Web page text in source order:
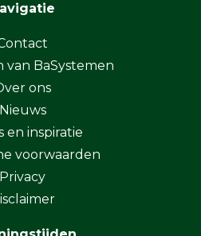
van BaSystemen
ons
Nieuws
en inspiratie
voorwaarden
Privacy